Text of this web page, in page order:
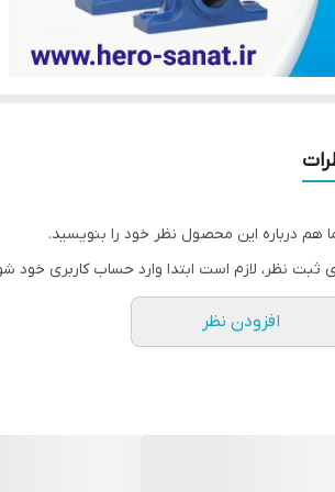
هم درباره این محصول نظر خود را بنویسید.
ثبت نظر، لازم است ابتدا وارد حساب کاربری خود
افزودن نظر